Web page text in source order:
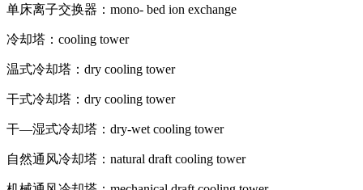
单床离子交换器：mono- bed ion exchange
冷却塔：cooling tower
温式冷却塔：dry cooling tower
干式冷却塔：dry cooling tower
干—湿式冷却塔：dry-wet cooling tower
自然通风冷却塔：natural draft cooling tower